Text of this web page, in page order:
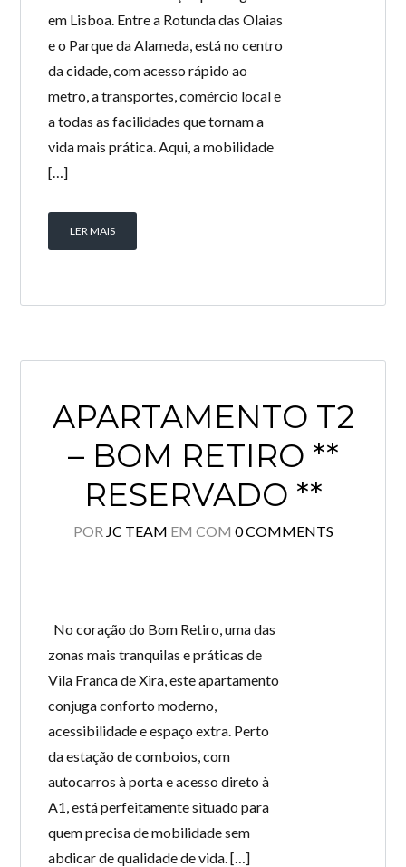
em Lisboa. Entre a Rotunda das Olaias
e o Parque da Alameda, está no centro
da cidade, com acesso rápido ao
metro, a transportes, comércio local e
a todas as facilidades que tornam a
vida mais prática. Aqui, a mobilidade
[…]
LER MAIS
APARTAMENTO T2
– BOM RETIRO **
RESERVADO **
POR JC TEAM EM COM 0 COMMENTS
No coração do Bom Retiro, uma das
zonas mais tranquilas e práticas de
Vila Franca de Xira, este apartamento
conjuga conforto moderno,
acessibilidade e espaço extra. Perto
da estação de comboios, com
autocarros à porta e acesso direto à
A1, está perfeitamente situado para
quem precisa de mobilidade sem
abdicar de qualidade de vida. […]